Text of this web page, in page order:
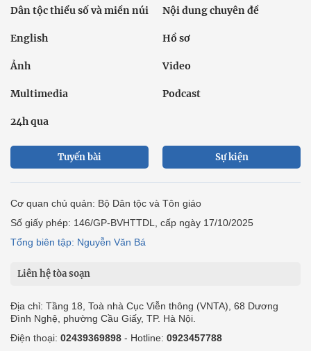
Dân tộc thiểu số và miền núi Nội dung chuyên đề
English Hồ sơ
Ảnh Video
Multimedia Podcast
24h qua
Tuyến bài Sự kiện
Cơ quan chủ quản: Bộ Dân tộc và Tôn giáo
Số giấy phép: 146/GP-BVHTTDL, cấp ngày 17/10/2025
Tổng biên tập: Nguyễn Văn Bá
Liên hệ tòa soạn
Địa chỉ: Tầng 18, Toà nhà Cục Viễn thông (VNTA), 68 Dương
Đình Nghệ, phường Cầu Giấy, TP. Hà Nội.
Điện thoại: 02439369898 - Hotline: 0923457788